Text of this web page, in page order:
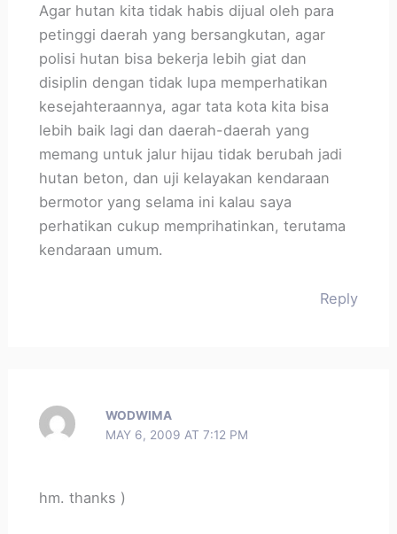
Agar hutan kita tidak habis dijual oleh para
petinggi daerah yang bersangkutan, agar
polisi hutan bisa bekerja lebih giat dan
disiplin dengan tidak lupa memperhatikan
kesejahteraannya, agar tata kota kita bisa
lebih baik lagi dan daerah-daerah yang
memang untuk jalur hijau tidak berubah jadi
hutan beton, dan uji kelayakan kendaraan
bermotor yang selama ini kalau saya
perhatikan cukup memprihatinkan, terutama
kendaraan umum.
Reply
WODWIMA
MAY 6, 2009 AT 7:12 PM
hm. thanks )